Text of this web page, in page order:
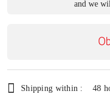
and we
Shipping within :
48